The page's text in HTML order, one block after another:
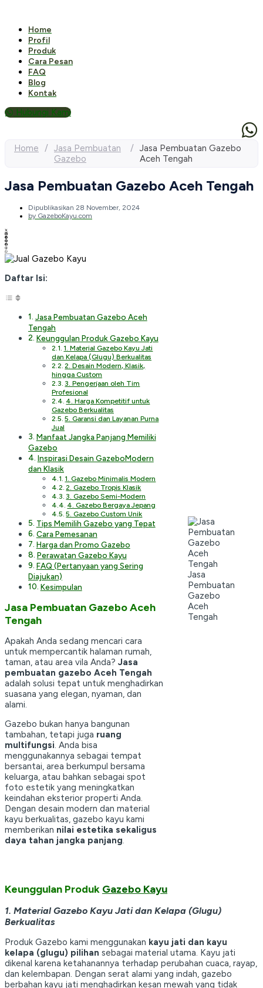
Home
Profil
Produk
Cara Pesan
FAQ
Blog
Kontak
Hubungi Kami
Home / Jasa Pembuatan
Gazebo
/ Jasa Pembuatan Gazebo
Aceh Tengah
Jasa Pembuatan Gazebo Aceh Tengah
Dipublikasikan 28 November, 2024
by GazeboKayu.com
Daftar Isi:
Jasa Pembuatan Gazebo Aceh
Tengah
Keunggulan Produk Gazebo Kayu
1. Material Gazebo Kayu Jati
dan Kelapa (Glugu) Berkualitas
2. Desain Modern, Klasik,
hingga Custom
3. Pengerjaan oleh Tim
Profesional
4. Harga Kompetitif untuk
Gazebo Berkualitas
5. Garansi dan Layanan Purna
Jual
Manfaat Jangka Panjang Memiliki
Gazebo
Inspirasi Desain GazeboModern
dan Klasik
1. Gazebo Minimalis Modern
2. Gazebo Tropis Klasik
3. Gazebo Semi-Modern
4. Gazebo Bergaya Jepang
5. Gazebo Custom Unik
Tips Memilih Gazebo yang Tepat
Cara Pemesanan
Harga dan Promo Gazebo
Perawatan Gazebo Kayu
FAQ (Pertanyaan yang Sering
Diajukan)
Kesimpulan
Jasa Pembuatan Gazebo Aceh
Tengah
Apakah Anda sedang mencari cara
untuk mempercantik halaman rumah,
taman, atau area vila Anda? Jasa
pembuatan gazebo Aceh Tengah
adalah solusi tepat untuk menghadirkan
suasana yang elegan, nyaman, dan
alami.
Gazebo bukan hanya bangunan
tambahan, tetapi juga ruang
multifungsi. Anda bisa
menggunakannya sebagai tempat
bersantai, area berkumpul bersama
keluarga, atau bahkan sebagai spot
foto estetik yang meningkatkan
keindahan eksterior properti Anda.
Dengan desain modern dan material
kayu berkualitas, gazebo kayu kami
memberikan nilai estetika sekaligus
daya tahan jangka panjang.
Jasa
Pembuatan
Gazebo
Aceh
Tengah
Keunggulan Produk Gazebo Kayu
1. Material Gazebo Kayu Jati dan Kelapa (Glugu)
Berkualitas
Produk Gazebo kami menggunakan kayu jati dan kayu
kelapa (glugu) pilihan sebagai material utama. Kayu jati
dikenal karena ketahanannya terhadap perubahan cuaca, rayap,
dan kelembapan. Dengan serat alami yang indah, gazebo
berbahan kayu jati menghadirkan kesan mewah yang tidak